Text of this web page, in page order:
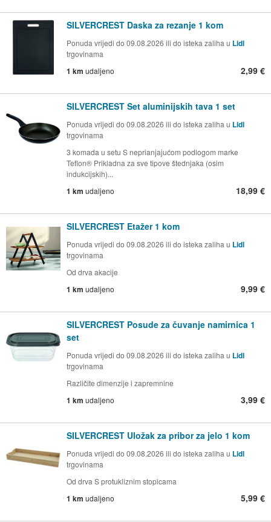
SILVERCREST Daska za rezanje 1 kom
Ponuda vrijedi do 09.08.2026 ili do isteka zaliha u Lidl
trgovinama
1 km udaljeno 2,99 €
SILVERCREST Set aluminijskih tava 1 set
Ponuda vrijedi do 09.08.2026 ili do isteka zaliha u Lidl
trgovinama
3 komada u setu S neprianjajućom podlogom marke
Teflon® Prikladna za sve tipove štednjaka (osim
indukcijskih)...
1 km udaljeno 18,99 €
SILVERCREST Etažer 1 kom
Ponuda vrijedi do 09.08.2026 ili do isteka zaliha u Lidl
trgovinama
Od drva akacije
1 km udaljeno 9,99 €
SILVERCREST Posude za čuvanje namirnica 1
set
Ponuda vrijedi do 09.08.2026 ili do isteka zaliha u Lidl
trgovinama
Različite dimenzije i zapremnine
1 km udaljeno 3,99 €
SILVERCREST Uložak za pribor za jelo 1 kom
Ponuda vrijedi do 09.08.2026 ili do isteka zaliha u Lidl
trgovinama
Od drva S protukliznim stopicama
1 km udaljeno 5,99 €